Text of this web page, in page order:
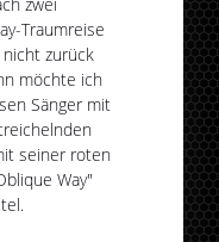
Traumreise
zurück
möchte ich
Sänger mit
seiner roten
Way"